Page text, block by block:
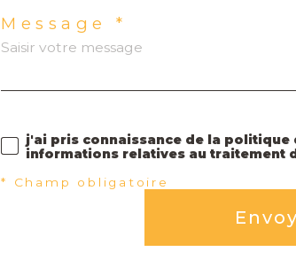
Message *
j'ai pris connaissance de la
informations relatives au traitement
* Champ obligatoire